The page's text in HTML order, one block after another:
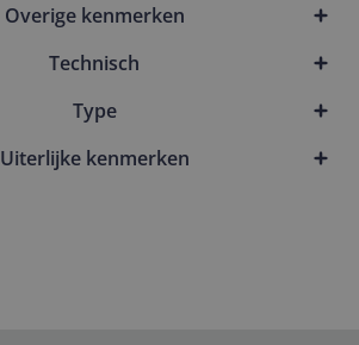
Overige kenmerken
Technisch
Type
Uiterlijke kenmerken